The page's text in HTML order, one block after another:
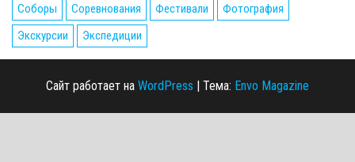
Соборы
Соревнования Фестивали
Фотография
Экскурсии
Экспедиции
Сайт работает на WordPress | Тема: Envo Magazine